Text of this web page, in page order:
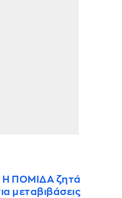
Η ΠΟΜΙΔΑ ζητά
μεταβιβάσεις